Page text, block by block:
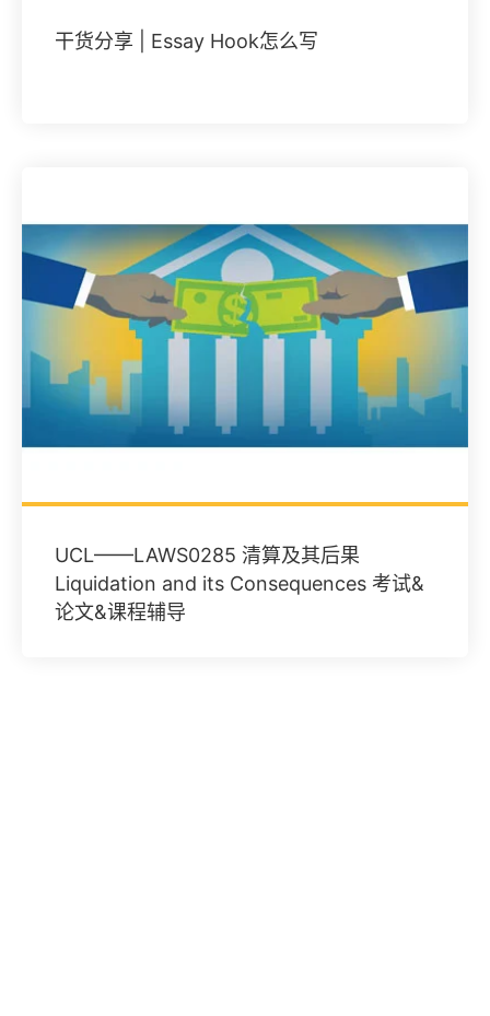
干货分享 | Essay Hook怎么写
UCL——LAWS0285 清算及其后果
Liquidation and its Consequences 考试&
论文&课程辅导